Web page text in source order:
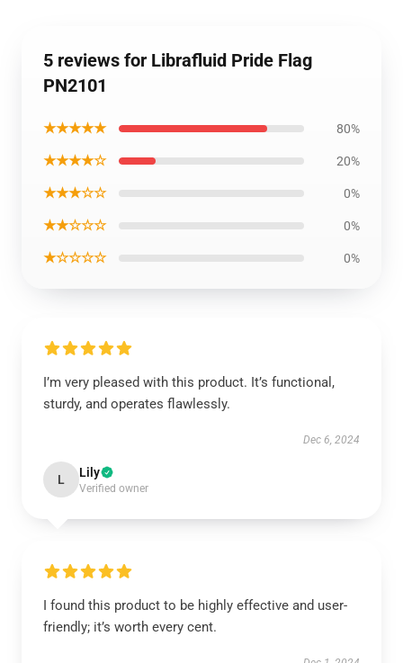
5 reviews for Librafluid Pride Flag
PN2101
★★★★★ 80%
★★★★☆ 20%
★★★☆☆ 0%
★★☆☆☆ 0%
★☆☆☆☆ 0%
I’m very pleased with this product. It’s functional,
sturdy, and operates flawlessly.
Dec 6, 2024
L Lily
Verified owner
I found this product to be highly effective and user-
friendly; it’s worth every cent.